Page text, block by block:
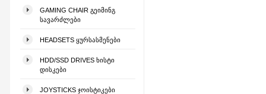
GAMING CHAIR ᲒᲔᲘᲛᲘᲜᲒ
ᲡᲐᲕᲐᲠᲫᲚᲔᲑᲘ
HEADSETS ᲧᲣᲠᲡᲐᲡᲛᲔᲜᲔᲑᲘ
HDD/SSD DRIVES ᲮᲘᲡᲢᲘ
ᲓᲘᲡᲙᲔᲑᲘ
JOYSTICKS ᲯᲝᲘᲡᲢᲘᲙᲔᲑᲘ